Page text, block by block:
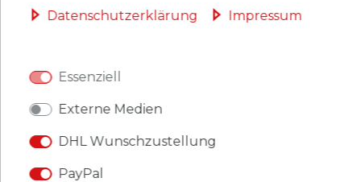
HERSTELLER
aus stabilem, schwarzem Karton (Dicke 300
g/m²)
Größe außen: 350 x 335 mm
Lochung: 4-Ring 80-80-80 mm Lochabstand
Daten­schutz­erklärung Impressum
Essenziell
Externe Medien
DHL Wunschzustellung
PayPal